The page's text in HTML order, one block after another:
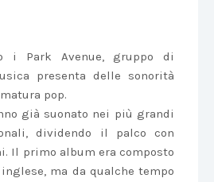
i Park Avenue, gruppo di
presenta delle sonorità
pop.
già suonato nei più grandi
dividendo il palco con
Il primo album era composto
ma da qualche tempo